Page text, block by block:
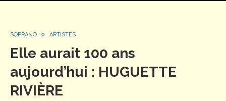
SOPRANO ARTISTES
Elle aurait 100 ans
aujourd’hui : HUGUETTE
RIVIÈRE